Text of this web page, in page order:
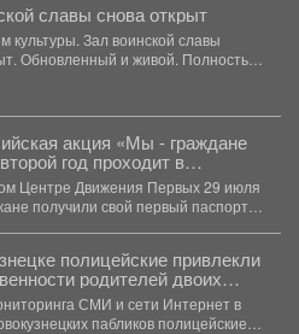
славы снова открыт
культуры. Зал воинской славы
Обновленный и живой. Полностью
акция «Мы - граждане
год проходит в
Центре Движения Первых 29 июля
получили свой первый паспорт.
полицейские привлекли
родителей двоих
СМИ и сети Интернет в
пабликов полицейские